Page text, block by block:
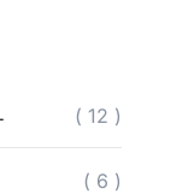
( 12 )
( 6 )